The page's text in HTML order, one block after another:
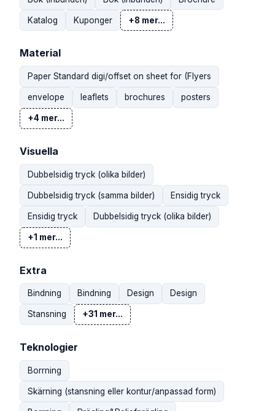
Katalog Kuponger +8 mer...
Material
Paper Standard digi/offset on sheet for (Flyers
envelope leaflets brochures posters
+4 mer...
Visuella
Dubbelsidig tryck (olika bilder)
Dubbelsidig tryck (samma bilder) Ensidig tryck
Ensidig tryck Dubbelsidig tryck (olika bilder)
+1 mer...
Extra
Bindning Bindning Design Design
Stansning +31 mer...
Teknologier
Borrning
Skärning (stansning eller kontur/anpassad form)